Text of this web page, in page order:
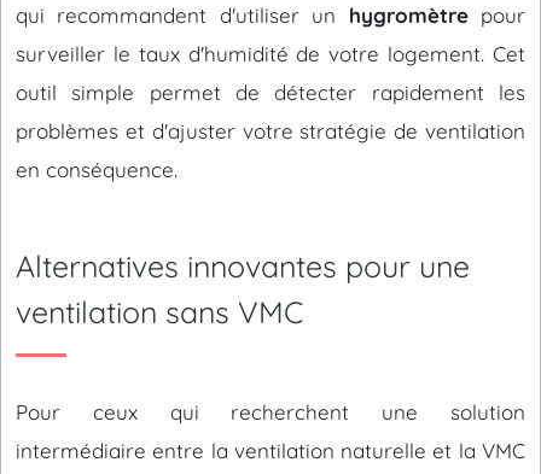
qui recommandent d'utiliser un hygromètrepour
surveiller le taux d'humidité de votre logement. Cet
outil simple permet de détecter rapidement les
problèmes et d'ajuster votre stratégie de ventilation
en conséquence.
Alternatives innovantes pour une
ventilation sans VMC
Pour ceux qui recherchent une solution
intermédiaire entre la ventilation naturelle et la VMC